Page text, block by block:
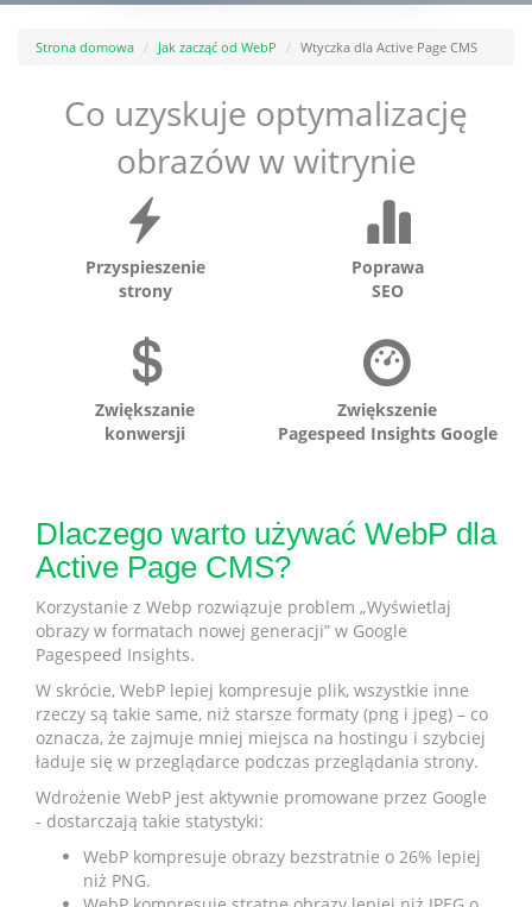
Strona domowa Jak zacząć od WebP Wtyczka dla Active Page CMS
Co uzyskuje optymalizację
obrazów w witrynie
Przyspieszenie
strony
Poprawa
SEO
Zwiększanie
konwersji
Zwiększenie
Pagespeed Insights Google
Dlaczego warto używać WebP dla
Active Page CMS?
Korzystanie z Webp rozwiązuje problem „Wyświetlaj
obrazy w formatach nowej generacji” w Google
Pagespeed Insights.
W skrócie, WebP lepiej kompresuje plik, wszystkie inne
rzeczy są takie same, niż starsze formaty (png i jpeg) – co
oznacza, że zajmuje mniej miejsca na hostingu i szybciej
ładuje się w przeglądarce podczas przeglądania strony.
Wdrożenie WebP jest aktywnie promowane przez Google
- dostarczają takie statystyki:
WebP kompresuje obrazy bezstratnie o 26% lepiej
niż PNG.